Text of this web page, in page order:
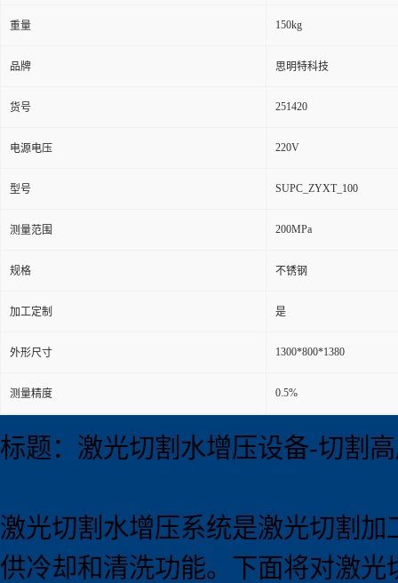
重量 150kg
品牌 思明特科技
货号 251420
电源电压 220V
型号 SUPC_ZYXT_100
测量范围 200MPa
规格 不锈钢
加工定制 是
外形尺寸 1300*800*1380
测量精度 0.5%
标题：激光切割水增压设备-切割
激光切割水增压系统是激光切割
供冷却和清洗功能。下面将对激